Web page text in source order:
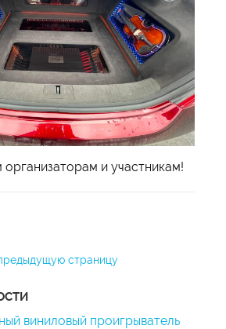
и участникам!
страницу
виниловый проигрыватель